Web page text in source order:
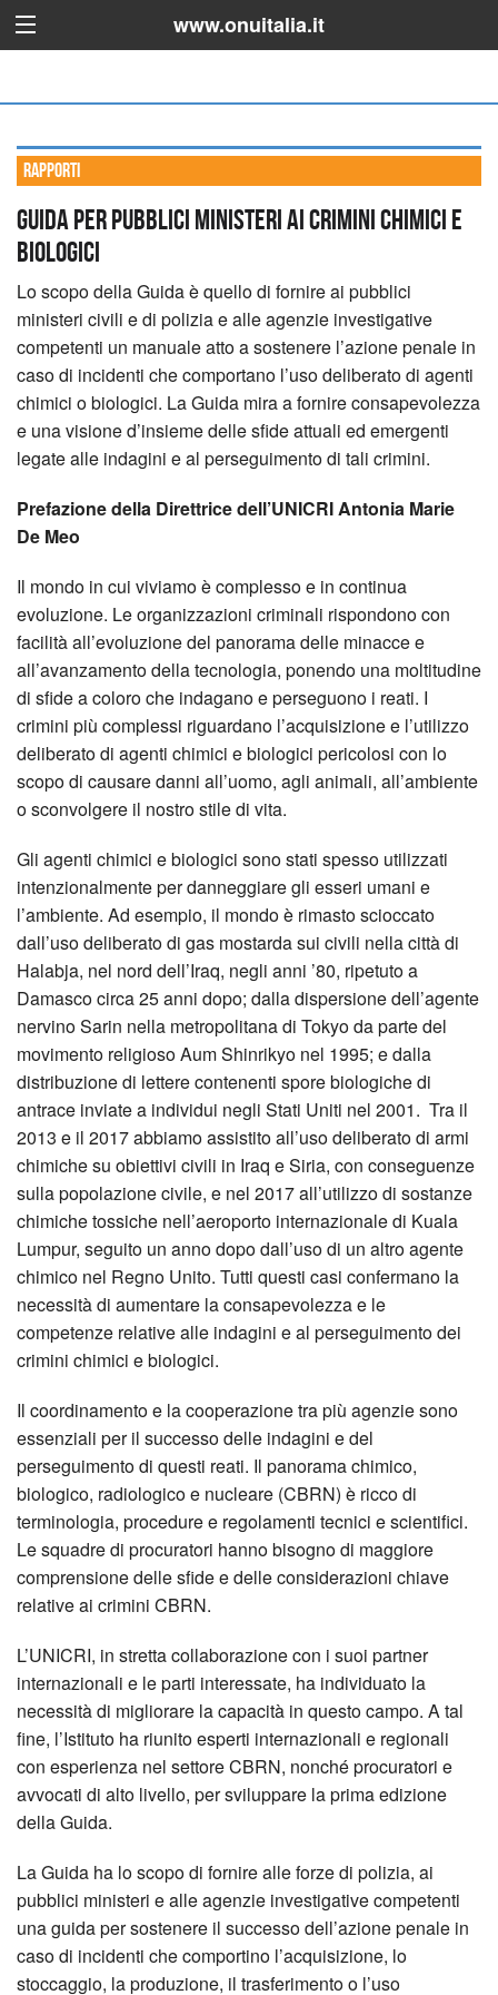
www.onuitalia.it
Rapporti
Guida per pubblici ministeri ai crimini chimici e
biologici
Lo scopo della Guida è quello di fornire ai pubblici
ministeri civili e di polizia e alle agenzie investigative
competenti un manuale atto a sostenere l’azione penale in
caso di incidenti che comportano l’uso deliberato di agenti
chimici o biologici. La Guida mira a fornire consapevolezza
e una visione d’insieme delle sfide attuali ed emergenti
legate alle indagini e al perseguimento di tali crimini.
Prefazione della Direttrice dell’UNICRI Antonia Marie
De Meo
Il mondo in cui viviamo è complesso e in continua
evoluzione. Le organizzazioni criminali rispondono con
facilità all’evoluzione del panorama delle minacce e
all’avanzamento della tecnologia, ponendo una moltitudine
di sfide a coloro che indagano e perseguono i reati. I
crimini più complessi riguardano l’acquisizione e l’utilizzo
deliberato di agenti chimici e biologici pericolosi con lo
scopo di causare danni all’uomo, agli animali, all’ambiente
o sconvolgere il nostro stile di vita.
Gli agenti chimici e biologici sono stati spesso utilizzati
intenzionalmente per danneggiare gli esseri umani e
l’ambiente. Ad esempio, il mondo è rimasto scioccato
dall’uso deliberato di gas mostarda sui civili nella città di
Halabja, nel nord dell’Iraq, negli anni ’80, ripetuto a
Damasco circa 25 anni dopo; dalla dispersione dell’agente
nervino Sarin nella metropolitana di Tokyo da parte del
movimento religioso Aum Shinrikyo nel 1995; e dalla
distribuzione di lettere contenenti spore biologiche di
antrace inviate a individui negli Stati Uniti nel 2001. Tra il
2013 e il 2017 abbiamo assistito all’uso deliberato di armi
chimiche su obiettivi civili in Iraq e Siria, con conseguenze
sulla popolazione civile, e nel 2017 all’utilizzo di sostanze
chimiche tossiche nell’aeroporto internazionale di Kuala
Lumpur, seguito un anno dopo dall’uso di un altro agente
chimico nel Regno Unito. Tutti questi casi confermano la
necessità di aumentare la consapevolezza e le
competenze relative alle indagini e al perseguimento dei
crimini chimici e biologici.
Il coordinamento e la cooperazione tra più agenzie sono
essenziali per il successo delle indagini e del
perseguimento di questi reati. Il panorama chimico,
biologico, radiologico e nucleare (CBRN) è ricco di
terminologia, procedure e regolamenti tecnici e scientifici.
Le squadre di procuratori hanno bisogno di maggiore
comprensione delle sfide e delle considerazioni chiave
relative ai crimini CBRN.
L’UNICRI, in stretta collaborazione con i suoi partner
internazionali e le parti interessate, ha individuato la
necessità di migliorare la capacità in questo campo. A tal
fine, l’Istituto ha riunito esperti internazionali e regionali
con esperienza nel settore CBRN, nonché procuratori e
avvocati di alto livello, per sviluppare la prima edizione
della Guida.
La Guida ha lo scopo di fornire alle forze di polizia, ai
pubblici ministeri e alle agenzie investigative competenti
una guida per sostenere il successo dell’azione penale in
caso di incidenti che comportino l’acquisizione, lo
stoccaggio, la produzione, il trasferimento o l’uso